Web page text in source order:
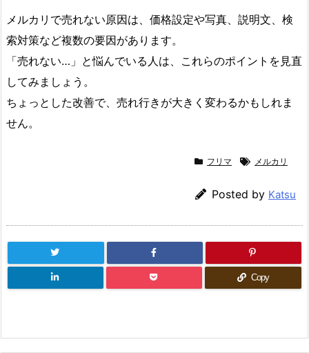
メルカリで売れない原因は、価格設定や写真、説明文、検
索対策など複数の要因があります。
「売れない…」と悩んでいる人は、これらのポイントを見直
してみましょう。
ちょっとした改善で、売れ行きが大きく変わるかもしれま
せん。
フリマ メルカリ
Posted by Katsu
Copy